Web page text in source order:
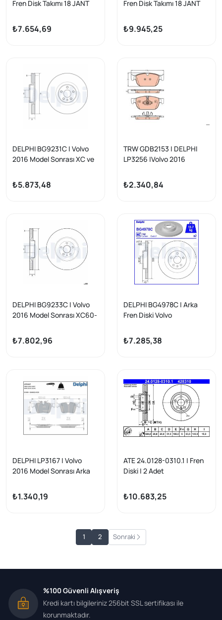
Fren Disk Takımı 18 JANT
Model Arası -XC40 2020
Model Sonrası
₺7.654,69
Fren Disk Takımı 18 JANT
Model Arası -XC40 2020
Model Sonrası
₺9.945,25
DELPHI BG9231C | Volvo
2016 Model Sonrası XC ve
Adet 18 JANT (S60 S90
V60 V90 XC40 XC60
₺5.873,48
TRW GDB2153 | DELPHI
LP3256 |Volvo 2016
Takımı 18 Jant
S60/S90/V60/V90 XC40
₺2.340,84
DELPHI BG9233C | Volvo
2016 Model Sonrası XC60-
Takımı 19 JANT
₺7.802,96
DELPHI BG4978C | Arka
Fren Diski Volvo
XC60/XC90 15> 17 Jant
₺7.285,38
DELPHI LP3167 | Volvo
2016 Model Sonrası Arka
S60-S90-V60-V90-XC60-
XC90
₺1.340,19
ATE 24.0128-0310.1 | Fren
Diski | 2 Adet
₺10.683,25
1 2 Sonraki
%100 Güvenli Alışveriş
Kredi kartı bilgileriniz 256bit SSL sertifikası ile
korunmaktadır.